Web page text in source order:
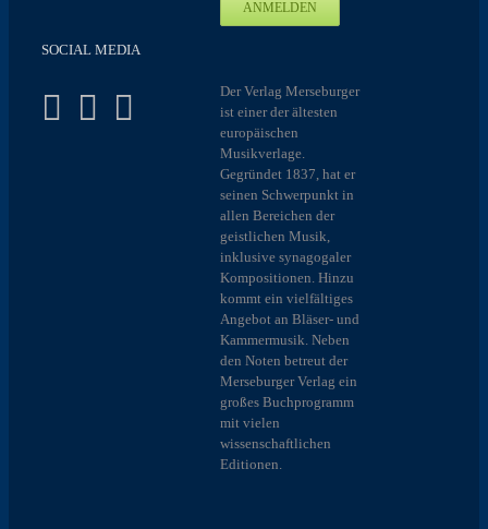
SOCIAL MEDIA
Der Verlag Merseburger
ist einer der ältesten
europäischen
Musikverlage.
Gegründet 1837, hat er
seinen Schwerpunkt in
allen Bereichen der
geistlichen Musik,
inklusive synagogaler
Kompositionen. Hinzu
kommt ein vielfältiges
Angebot an Bläser- und
Kammermusik. Neben
den Noten betreut der
Merseburger Verlag ein
großes Buchprogramm
mit vielen
wissenschaftlichen
Editionen.